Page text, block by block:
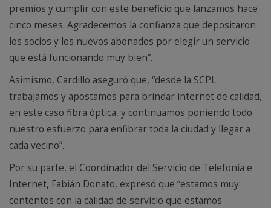
premios y cumplir con este beneficio que lanzamos hace
cinco meses. Agradecemos la confianza que depositaron
los socios y los nuevos abonados por elegir un servicio
que está funcionando muy bien”.
Asimismo, Cardillo aseguró que, “desde la SCPL
trabajamos y apostamos para brindar internet de calidad,
en este caso fibra óptica, y continuamos poniendo todo
nuestro esfuerzo para enfibrar toda la ciudad y llegar a
cada vecino”.
Por su parte, el Coordinador del Servicio de Telefonía e
Internet, Fabián Donato, expresó que “estamos muy
contentos con la calidad de servicio que estamos